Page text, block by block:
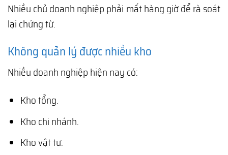
Nhiều chủ doanh nghiệp phải mất hàng giờ để rà soát
lại chứng từ.
Không quản lý được nhiều kho
Nhiều doanh nghiệp hiện nay có:
Kho tổng.
Kho chi nhánh.
Kho vật tư.